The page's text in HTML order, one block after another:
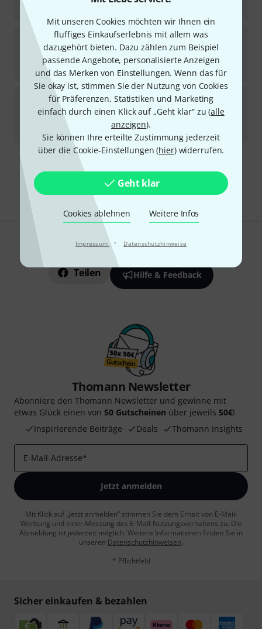
Mit unseren Cookies möchten wir Ihnen ein
fluffiges Einkaufserlebnis mit allem was
dazugehört bieten. Dazu zählen zum Beispiel
passende Angebote, personalisierte Anzeigen
und das Merken von Einstellungen. Wenn das für
Sie okay ist, stimmen Sie der Nutzung von Cookies
für Präferenzen, Statistiken und Marketing
einfach durch einen Klick auf „Geht klar“ zu (alle
anzeigen).
Sie können Ihre erteilte Zustimmung jederzeit
über die Cookie-Einstellungen (hier) widerrufen.
Geht klar
Cookies ablehnen Weitere Infos
Impressum · Datenschutzhinweise
SonarworksSoundID Ref. Multi-Ch. ApolloX
Download-Lizenz
519€
Sonarworks SoundID Reference HP UG Ref4HP
3
Download-Lizenz
37
Alle Preise inkl. MwSt.
Gefällt Ihnen, was Sie sehen?
Teilen Hilfe & Feedback
Thomann Newsletter
Abonniere den Thomann Newsletter und gewinne mit
etwas Glück einen von 50 Gutscheinen über jeweils 50€!
Inspirierende Beiträge
Deals Thomann Insights
E-Mail-Adresse*
Jetzt anmelden
Mit Klick auf „Jetzt anmelden“ stimmen Sie dem Erhalt von E-Mail-
Werbung und einer Messung des E-Mail-Nutzungsverhaltens zu. Die
Abmeldung ist jederzeit möglich. Weitere Informationen finden Sie in
unseren Datenschutzhinweisen.
* Pflichtfeld
Sicher einkaufen & bezahlen